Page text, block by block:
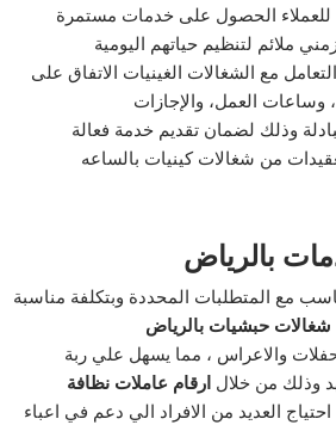
للعملاء الحصول على خدمات مستمرة
ملائم لتنظيم حياتهم اليومية
مع الشغالات الغينيات الاتفاق على
العمل، والإجازات
وذلك لضمان تقديم خدمة فعالة
من شغالات كينيات بالساعه
بالرياض
مع المتطلبات المحددة وبتكلفة مناسبة
شغالات حبشيات بالرياض
والاعراس ، مما يسهل علي ربة
وذلك من خلالارقام عاملات نظافة
العديد من الافراد الي دعم في اعباء